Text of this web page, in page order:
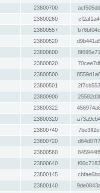
23800700
23800260
23800557
23800520
23800600
23800820
23800500
23800501
23800900
23800322
23800320
23800740
23800720
23800580
23800640
23800145
23800140